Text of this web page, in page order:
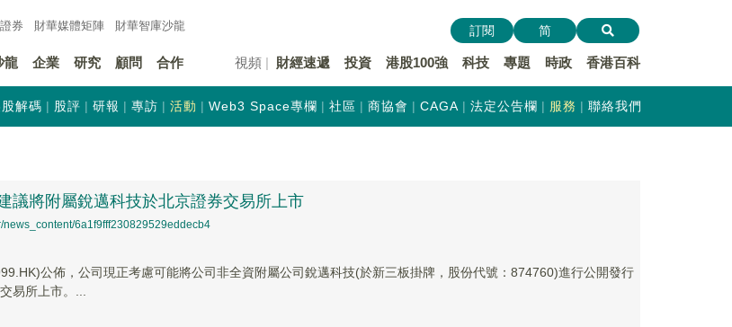
券 財華媒體矩陣 財華智庫沙龍
龍 企業 研究 顧問 合作 視頻 財經速遞 投資 港股100強 科技 專題 時政 香港百科
訂閱 简
解碼 股評 研報 專訪 活動 Web3 Space專欄 社區 商協會 CAGA 法定公告欄 服務 聯絡我們
議將附屬銳邁科技於北京證券交易所上市
news_content/6a1f9fff230829529eddecb4
公佈，公司現正考慮可能將公司非全資附屬公司銳邁科技(於新三板掛牌，股份代號：874760)進行公開發行
易所上市。...